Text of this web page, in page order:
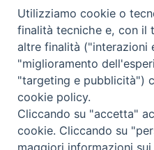
CITTÀ DEL VATICANO
MOBILITÀ UMANA E
PAPA
Migrantes Online
Utilizziamo cookie o
finalità tecniche e, con il
altre finalità ("interazioni
"miglioramento
"targeting e pubblicità")
cookie policy.
Cliccando su "accetta"
cookie. Cliccando su